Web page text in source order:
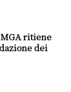
ritiene
dei